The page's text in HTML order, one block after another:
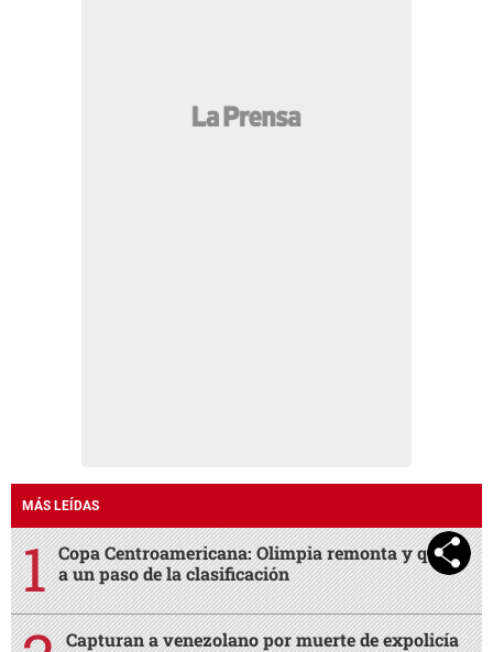
MÁS LEÍDAS
Copa Centroamericana: Olimpia remonta y queda
a un paso de la clasificación
Capturan a venezolano por muerte de expolicía